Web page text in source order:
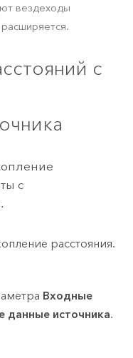
вездеходы
с
с
расстояния.
Входные
данные источника.